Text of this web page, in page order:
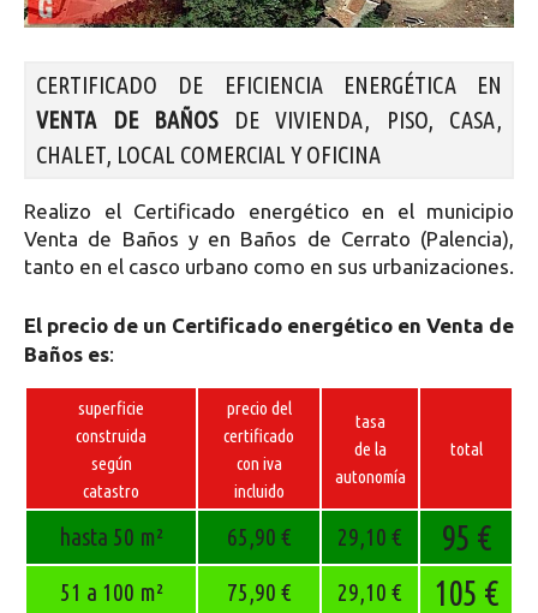
CERTIFICADO DE EFICIENCIA ENERGÉTICA EN
VENTA DE BAÑOSDE VIVIENDA, PISO, CASA,
CHALET, LOCAL COMERCIAL Y OFICINA
Realizo el Certificado energético en el municipio
Venta de Baños y en Baños de Cerrato (Palencia),
tanto en el casco urbano como en sus urbanizaciones.
El precio de un Certificado energético en Venta de
Baños es:
superficie
construida
según
catastro
precio del
certificado
con iva
incluido
tasa
de la
autonomía
total
hasta 50 m² 65,90 € 29,10 € 95 €
51 a 100 m² 75,90 € 29,10 € 105 €